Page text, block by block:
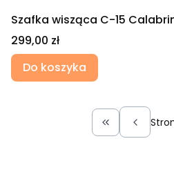
Szafka wisząca C-15
Cena
299,00 zł
Do koszyka
Wróć do